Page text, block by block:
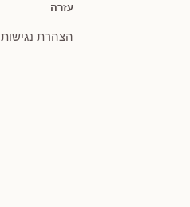
עזרה
הצהרת נגישות